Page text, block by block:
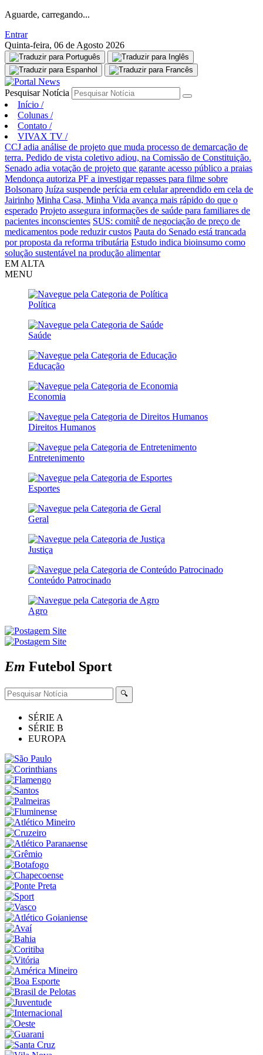
Aguarde, carregando...
Entrar
Quinta-feira, 06 de Agosto 2026
Pesquisar Notícia
Início /
Colunas /
Contato /
VIVAX TV /
CCJ adia análise de projeto que muda processo de demarcação de
terra. Pedido de vista coletivo adiou, na Comissão de Constituição.
Senado adia votação de projeto que garante acesso público a praias
Mendonça autoriza PF a investigar repasses para filme sobre
Bolsonaro Juíza suspende perícia em celular apreendido em cela de
Jairinho Minha Casa, Minha Vida avança mais rápido do que o
esperado Projeto assegura informações de saúde para familiares de
pacientes inconscientes SUS: comitê de negociação de preço de
medicamentos pode reduzir custos Pauta do Senado está trancada
por proposta da reforma tributária Estudo indica bioinsumo como
solução sustentável na produção alimentar
EM ALTA
MENU
Política
Saúde
Educação
Economia
Direitos Humanos
Entretenimento
Esportes
Geral
Justiça
Conteúdo Patrocinado
Agro
Em Futebol Sport
🔍
SÉRIE A
SÉRIE B
EUROPA